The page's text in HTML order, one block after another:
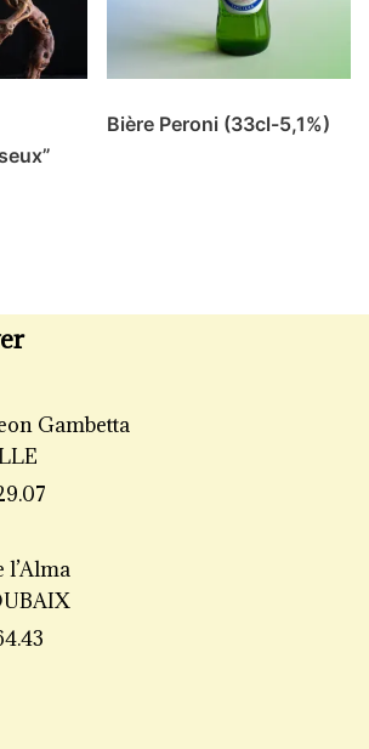
Bière Peroni (33cl-5,1%)
Gambetta
l’Alma